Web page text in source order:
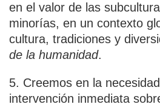
en el valor de las
minorías, en un contexto
cultura, tradiciones y
de la humanidad.
5. Creemos en la
intervención inmediata